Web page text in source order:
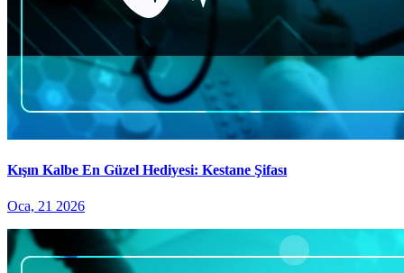
Kışın Kalbe En Güzel Hediyesi: Kestane Şifası
Oca, 21 2026